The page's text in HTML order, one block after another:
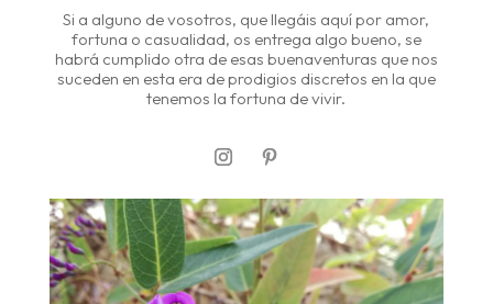
Si a alguno de vosotros, que llegáis aquí por amor,
fortuna o casualidad, os entrega algo bueno, se
habrá cumplido otra de esas buenaventuras que nos
suceden en esta era de prodigios discretos en la que
tenemos la fortuna de vivir.